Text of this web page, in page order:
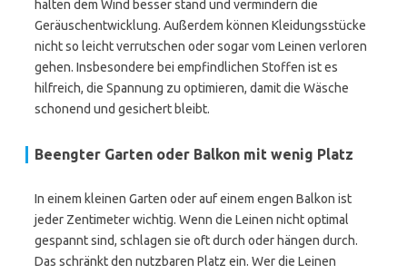
halten dem Wind besser stand und vermindern die
Geräuschentwicklung. Außerdem können Kleidungsstücke
nicht so leicht verrutschen oder sogar vom Leinen verloren
gehen. Insbesondere bei empfindlichen Stoffen ist es
hilfreich, die Spannung zu optimieren, damit die Wäsche
schonend und gesichert bleibt.
Beengter Garten oder Balkon mit wenig Platz
In einem kleinen Garten oder auf einem engen Balkon ist
jeder Zentimeter wichtig. Wenn die Leinen nicht optimal
gespannt sind, schlagen sie oft durch oder hängen durch.
Das schränkt den nutzbaren Platz ein. Wer die Leinen